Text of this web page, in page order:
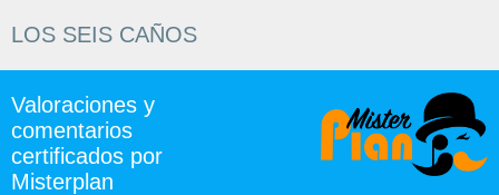
LOS SEIS CAÑOS
Valoraciones y
comentarios
certificados por
Misterplan